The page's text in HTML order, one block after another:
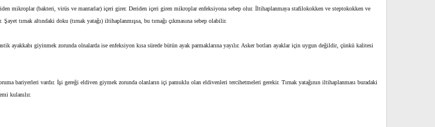
mikroplar (bakteri, virüs ve mantarlar) içeri girer. Deriden içeri giren mikroplar enfeksiyona sebep olur. İltihaplanmaya stafilokokken ve steptokokken ve
tırnak altındaki doku (tırnak yatağı) iltihaplanmışsa, bu tırnağı çıkmasına sebep olabilir.
ayakkabı giyinmek zorunda olnalarda ise enfeksiyon kısa sürede bütün ayak parmaklarına yayılır. Asker botları ayaklar için uygun değildir, çünkü kalitesi
bariyerleri vardır. İşi gereği eldiven giymek zorunda olanların içi pamuklu olan eldivenleri tercihetmeleri gerekir. Tırnak yatağının iltihaplanması buradaki
kulanılır.